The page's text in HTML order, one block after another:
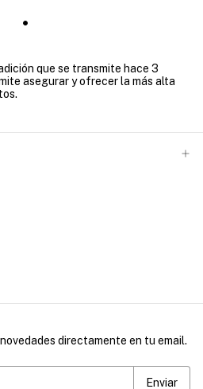
que se transmite hace 3
asegurar y ofrecer la más alta
directamente en tu email.